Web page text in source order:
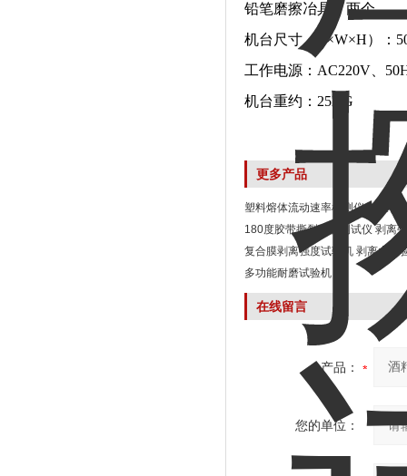
铅笔磨擦冶具：两个
机台尺寸（L×W×H）：
工作电源：AC220V、
机台重约：25KG
更多产品
塑料熔体流动速率检测仪 试验机
180度胶带撕裂强度测试仪 剥离
复合膜剥离强度试验机 剥离力试
多功能耐磨试验机
在线留言
产品：
您的单位：